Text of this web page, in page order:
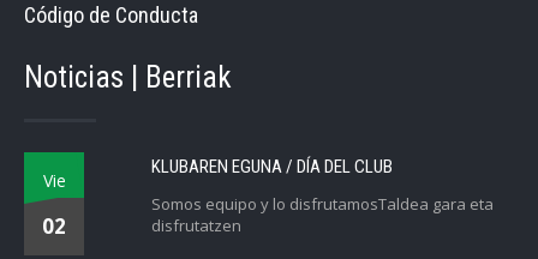
Código de Conducta
Noticias | Berriak
Vie
02
KLUBAREN EGUNA / DÍA DEL CLUB
Somos equipo y lo disfrutamosTaldea gara eta
disfrutatzen